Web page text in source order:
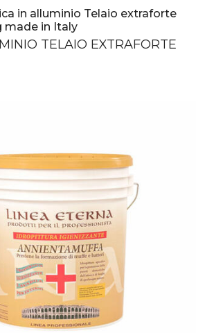
in alluminio Telaio extraforte
made in Italy
TELAIO EXTRAFORTE